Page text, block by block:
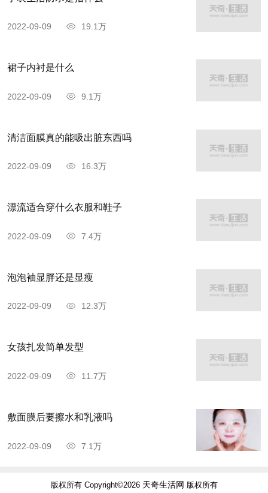
2022-09-09 19.1万
裙子内衬是什么
2022-09-09 9.1万
清洁面膜真的能吸出脏东西吗
2022-09-09 16.3万
漂流适合穿什么衣服和鞋子
2022-09-09 7.4万
泡泡袖显胖还是显瘦
2022-09-09 12.3万
女孩扎发简单发型
2022-09-09 11.7万
敷面膜后要擦水和乳液吗
2022-09-09 7.1万
版权所有 Copyright©2026 天奇生活网 版权所有